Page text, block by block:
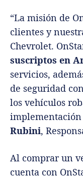
“La misión de
clientes y
Chevrolet.
suscriptos en
servicios,
de seguridad
los vehículos
implementación
Rubini,
Al comprar un
cuenta con